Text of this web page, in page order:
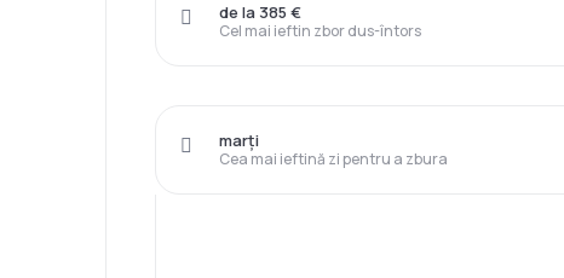
Cel mai ieftin zbor dus-întors
de la 385 €
Cea mai ieftină zi pentru a zbura
marți